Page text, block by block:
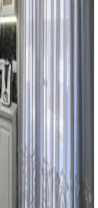
renk uyumsuzlukları,
Bu yazıda, kalıcı ve
detaylandırılmaktadır.
ve Tasarım
ve izin süreci, boya,
estetik ve fonksiyonel
ve Mutfak
yöntemleri ve mutfak
detaylıca ele
sunulmaktadır.
Kullanımı İçin
Önerileri